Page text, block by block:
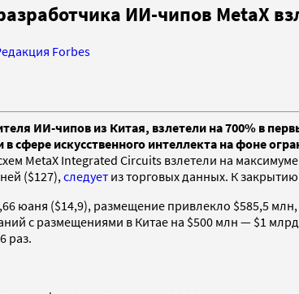
ИИ-чипов MetaX
Forbes
ИИ-чипов из Китая, взлетели на 700% в
сфере искусственного интеллекта на фоне
MetaX Integrated Circuits взлетели на
($127), следует из торговых данных. К
юаня ($14,9), размещение привлекло $585,5 млн,
с размещениями в Китае на $500 млн — $1
раз.